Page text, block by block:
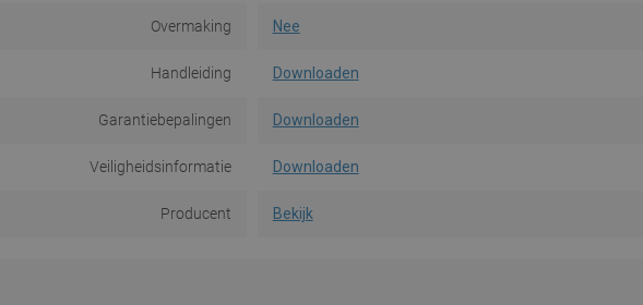
Overmaking Nee
Handleiding Downloaden
Garantiebepalingen Downloaden
Veiligheidsinformatie Downloaden
Producent Bekijk